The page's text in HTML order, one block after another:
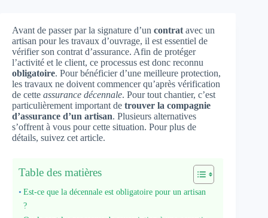
Avant de passer par la signature d’un contrat avec un
artisan pour les travaux d’ouvrage, il est essentiel de
vérifier son contrat d’assurance. Afin de protéger
l’activité et le client, ce processus est donc reconnu
obligatoire. Pour bénéficier d’une meilleure protection,
les travaux ne doivent commencer qu’après vérification
de cette assurance décennale. Pour tout chantier, c’est
particulièrement important de trouver la compagnie
d’assurance d’un artisan. Plusieurs alternatives
s’offrent à vous pour cette situation. Pour plus de
détails, suivez cet article.
Table des matières
Est-ce que la décennale est obligatoire pour un artisan
?